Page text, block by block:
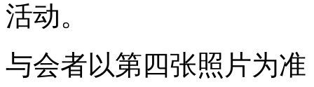
活动。
与会者以第四张照片为准